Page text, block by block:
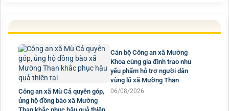
Công an xã Mù Cả quyên góp,
ủng hộ đồng bào xã Mường